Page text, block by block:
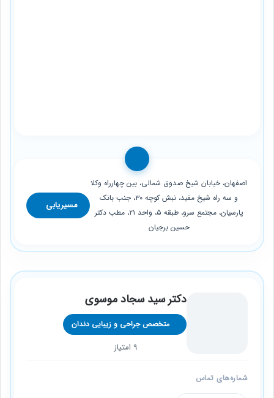
اصفهان، خیابان شیخ صدوق شمالی، بین چهارراه وکلا
و سه راه شیخ مفید، نبش کوچه ۳۰، جنب بانک
پارسیان، مجتمع سرو، طبقه ۵، واحد ۲۱، مطب دکتر
حسین برجیان
مسیریابی
دکتر سید سجاد موسوی
متخصص جراحی و زیبایی دندان
9 امتیاز
شماره‌های تماس